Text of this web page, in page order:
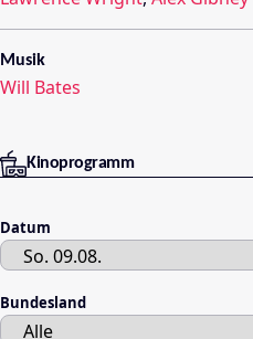
Musik
Will Bates
Kinoprogramm
Datum
Bundesland